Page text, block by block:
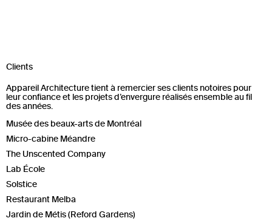
Clients
Appareil Architecture tient à remercier ses clients notoires pour
leur confiance et les projets d’envergure réalisés ensemble au fil
des années.
Musée des beaux-arts de Montréal
Micro-cabine Méandre
The Unscented Company
Lab École
Solstice
Restaurant Melba
Jardin de Métis (Reford Gardens)